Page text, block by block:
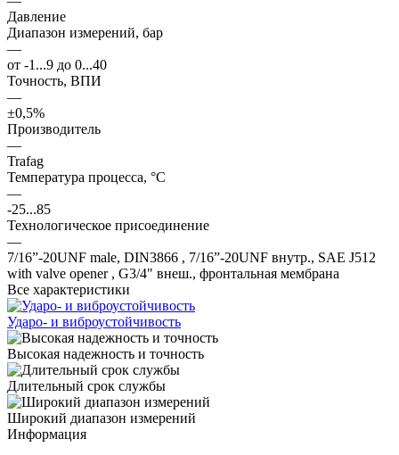
Давление
Диапазон измерений, бар
—
от -1...9 до 0...40
Точность, ВПИ
—
±0,5%
Производитель
—
Trafag
Температура процесса, °С
—
-25...85
Технологическое присоединение
—
7/16”-20UNF male, DIN3866 , 7/16”-20UNF внутр., SAE J512
with valve opener , G3/4" внеш., фронтальная мембрана
Все характеристики
Ударо- и виброустойчивость
Высокая надежность и точность
Длительный срок службы
Широкий диапазон измерений
Информация